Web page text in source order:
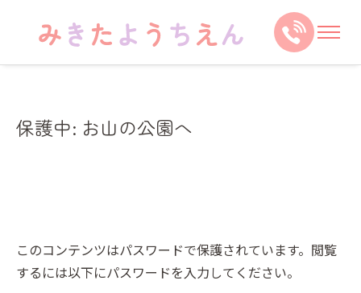
保護中: お山の公園へ
このコンテンツはパスワードで保護されています。閲覧
するには以下にパスワードを入力してください。